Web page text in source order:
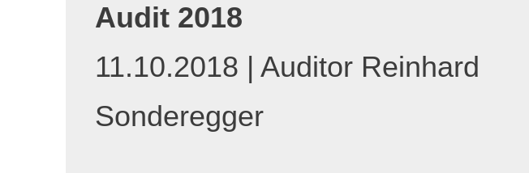
Audit 2018
11.10.2018 | Auditor Reinhard
Sonderegger